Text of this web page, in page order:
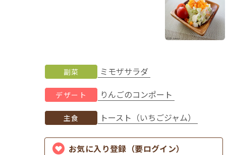
副菜 ミモザサラダ
デザート りんごのコンポート
主食 トースト（いちごジャム）
お気に入り登録（要ログイン）